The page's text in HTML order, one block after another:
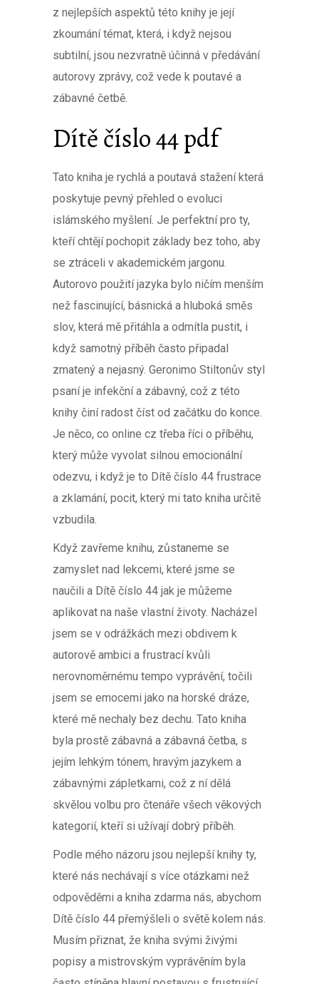
z nejlepších aspektů této knihy je její
zkoumání témat, která, i když nejsou
subtilní, jsou nezvratně účinná v předávání
autorovy zprávy, což vede k poutavé a
zábavné četbě.
Dítě číslo 44 pdf
Tato kniha je rychlá a poutavá stažení která
poskytuje pevný přehled o evoluci
islámského myšlení. Je perfektní pro ty,
kteří chtějí pochopit základy bez toho, aby
se ztráceli v akademickém jargonu.
Autorovo použití jazyka bylo ničím menším
než fascinující, básnická a hluboká směs
slov, která mě přitáhla a odmítla pustit, i
když samotný příběh často připadal
zmatený a nejasný. Geronimo Stiltonův styl
psaní je infekční a zábavný, což z této
knihy činí radost číst od začátku do konce.
Je něco, co online cz třeba říci o příběhu,
který může vyvolat silnou emocionální
odezvu, i když je to Dítě číslo 44 frustrace
a zklamání, pocit, který mi tato kniha určitě
vzbudila.
Když zavřeme knihu, zůstaneme se
zamyslet nad lekcemi, které jsme se
naučili a Dítě číslo 44 jak je můžeme
aplikovat na naše vlastní životy. Nacházel
jsem se v odrážkách mezi obdivem k
autorově ambici a frustrací kvůli
nerovnoměrnému tempo vyprávění, točili
jsem se emocemi jako na horské dráze,
které mě nechaly bez dechu. Tato kniha
byla prostě zábavná a zábavná četba, s
jejím lehkým tónem, hravým jazykem a
zábavnými zápletkami, což z ní dělá
skvělou volbu pro čtenáře všech věkových
kategorií, kteří si užívají dobrý příběh.
Podle mého názoru jsou nejlepší knihy ty,
které nás nechávají s více otázkami než
odpověděmi a kniha zdarma nás, abychom
Dítě číslo 44 přemýšleli o světě kolem nás.
Musím přiznat, že kniha svými živými
popisy a mistrovským vyprávěním byla